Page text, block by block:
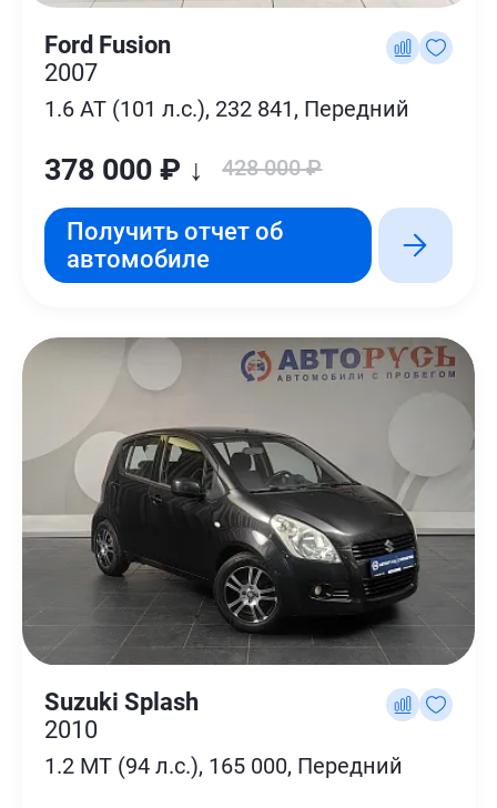
Ford Fusion
2007
1.6 AT (101 л.с.), 232 841, Передний
378 000 ₽ ↓ 428 000 ₽
Получить отчет об
автомобиле
Suzuki Splash
2010
1.2 MT (94 л.с.), 165 000, Передний